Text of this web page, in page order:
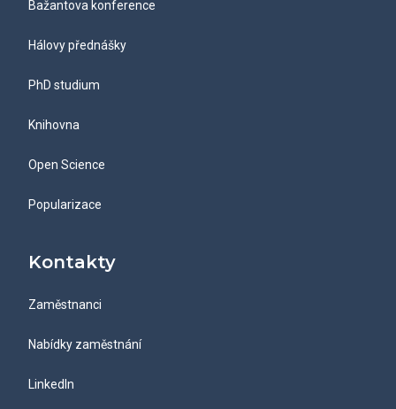
Bažantova konference
Hálovy přednášky
PhD studium
Knihovna
Open Science
Popularizace
Kontakty
Zaměstnanci
Nabídky zaměstnání
LinkedIn